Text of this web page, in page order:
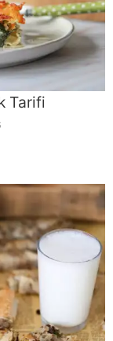
Tarifi